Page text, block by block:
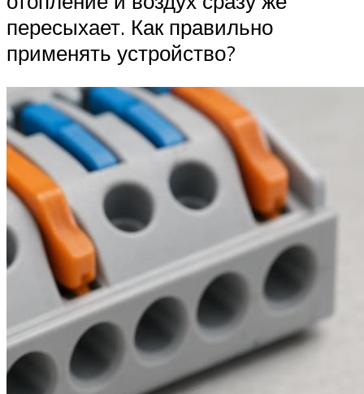
пересыхает. Как правильно
применять устройство?